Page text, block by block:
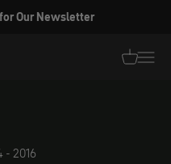
Our Newsletter
- 2016